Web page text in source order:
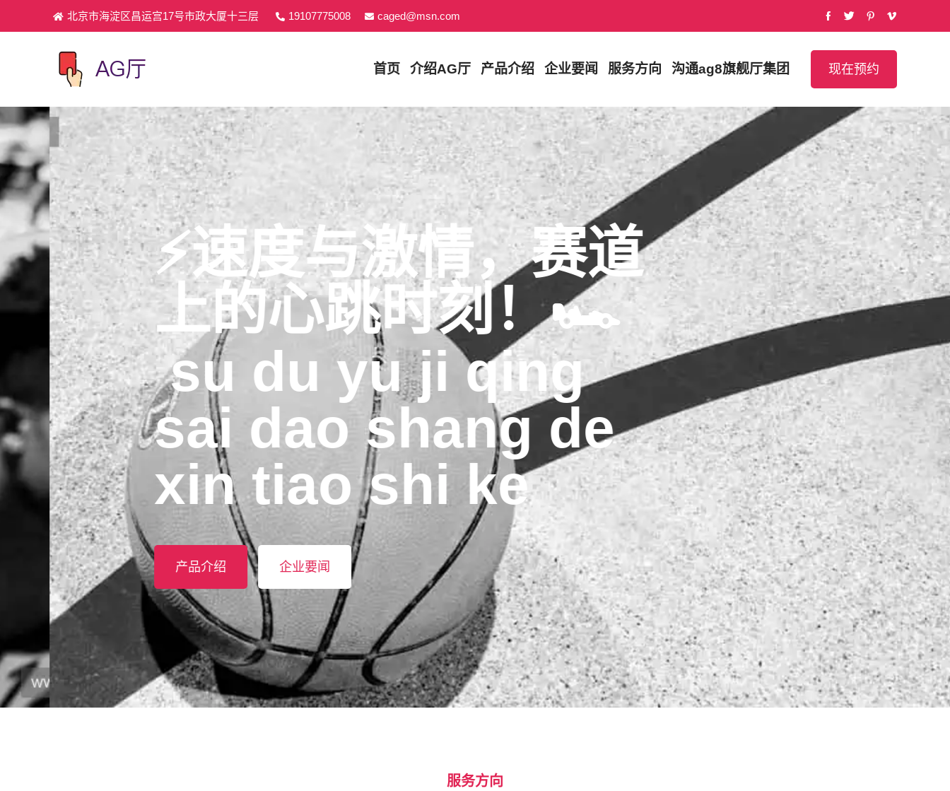
北京市海淀区昌运宫17号市政大厦十三层 19107775008 caged@msn.com
首页 介绍AG厅 产品介绍 企业要闻 服务方向 沟通ag8旗舰厅集团 现在预约
⚡️速度与激情，赛道
上的心跳时刻！🏎️
️ su du yu ji qing
sai dao shang de
xin tiao shi ke ️
产品介绍 企业要闻
服务方向